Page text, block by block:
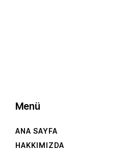
Menü
ANA SAYFA
HAKKIMIZDA